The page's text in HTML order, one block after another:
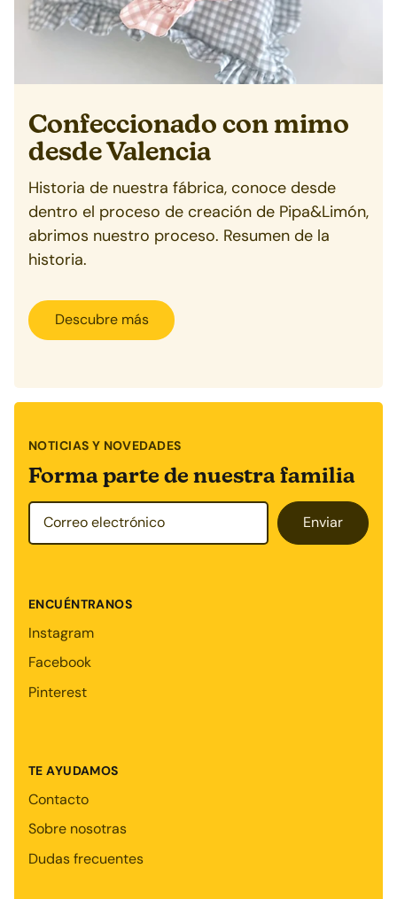
Confeccionado con mimo
desde Valencia
Historia de nuestra fábrica, conoce desde
dentro el proceso de creación de Pipa&Limón,
abrimos nuestro proceso. Resumen de la
historia.
Descubre más
NOTICIAS Y NOVEDADES
Forma parte de nuestra familia
Enviar
ENCUÉNTRANOS
Instagram
Facebook
Pinterest
TE AYUDAMOS
Contacto
Sobre nosotras
Dudas frecuentes